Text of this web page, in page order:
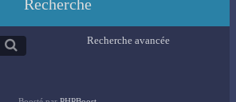
Recherche
Recherche avancée